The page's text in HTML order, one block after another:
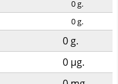
0g.
0g.
0 g.
0 µg.